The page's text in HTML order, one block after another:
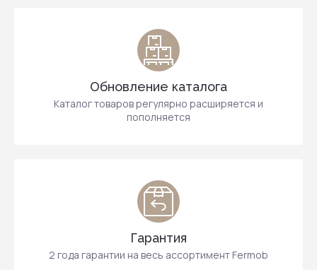
Обновление каталога
Каталог товаров регулярно расширяется и
пополняется
Гарантия
2 года гарантии на весь ассортимент Fermob